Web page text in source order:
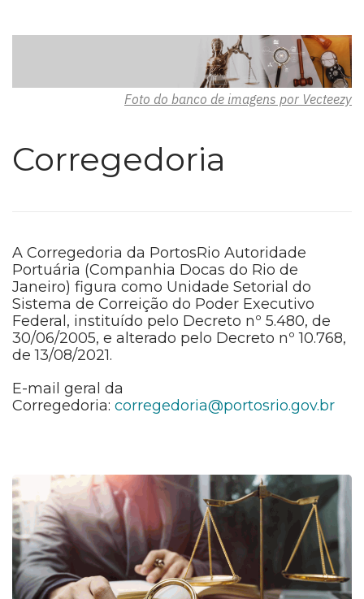
Foto do banco de imagens por Vecteezy
Corregedoria
A Corregedoria da PortosRio Autoridade
Portuária (Companhia Docas do Rio de
Janeiro) figura como Unidade Setorial do
Sistema de Correição do Poder Executivo
Federal, instituído pelo Decreto nº 5.480, de
30/06/2005, e alterado pelo Decreto nº 10.768,
de 13/08/2021.
E-mail geral da
Corregedoria: corregedoria@portosrio.gov.br